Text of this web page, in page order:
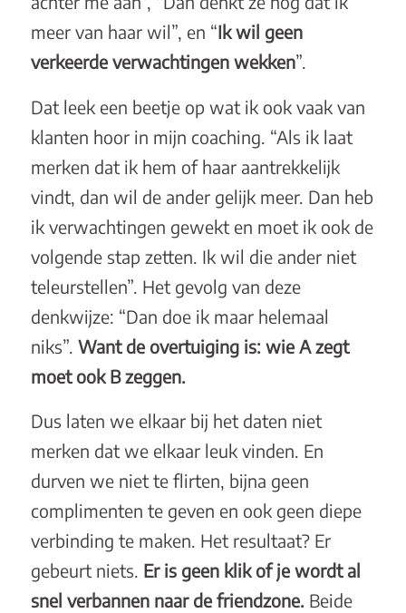
meer van haar wil”, en “Ik wil geen
verkeerde verwachtingen wekken”.
Dat leek een beetje op wat ik ook vaak van
klanten hoor in mijn coaching. “Als ik laat
merken dat ik hem of haar aantrekkelijk
vindt, dan wil de ander gelijk meer. Dan heb
ik verwachtingen gewekt en moet ik ook de
volgende stap zetten. Ik wil die ander niet
teleurstellen”. Het gevolg van deze
denkwijze: “Dan doe ik maar helemaal
niks”. Want de overtuiging is: wie A zegt
moet ook B zeggen.
Dus laten we elkaar bij het daten niet
merken dat we elkaar leuk vinden. En
durven we niet te flirten, bijna geen
complimenten te geven en ook geen diepe
verbinding te maken. Het resultaat? Er
gebeurt niets. Er is geen klik of je wordt al
snel verbannen naar de friendzone.Beide